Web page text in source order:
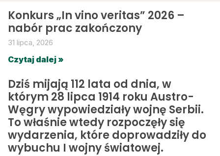
Konkurs „In vino veritas” 2026 –
nabór prac zakończony
31 lipca, 2026
Czytaj dalej »
Dziś mijają 112 lata od dnia, w
którym 28 lipca 1914 roku Austro-
Węgry wypowiedziały wojnę Serbii.
To właśnie wtedy rozpoczęły się
wydarzenia, które doprowadziły do
wybuchu I wojny światowej.